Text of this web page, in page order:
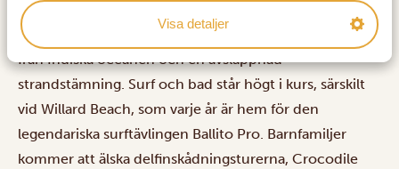
Visa detaljer
flasknosdelfiner som ofta leker utanför kusten. Här är
man bortskämd med gyllene stränder, varmt vatten
från Indiska oceanen och en avslappnad
strandstämning. Surf och bad står högt i kurs, särskilt
vid Willard Beach, som varje år är hem för den
legendariska surftävlingen Ballito Pro. Barnfamiljer
kommer att älska delfinskådningsturerna, Crocodile